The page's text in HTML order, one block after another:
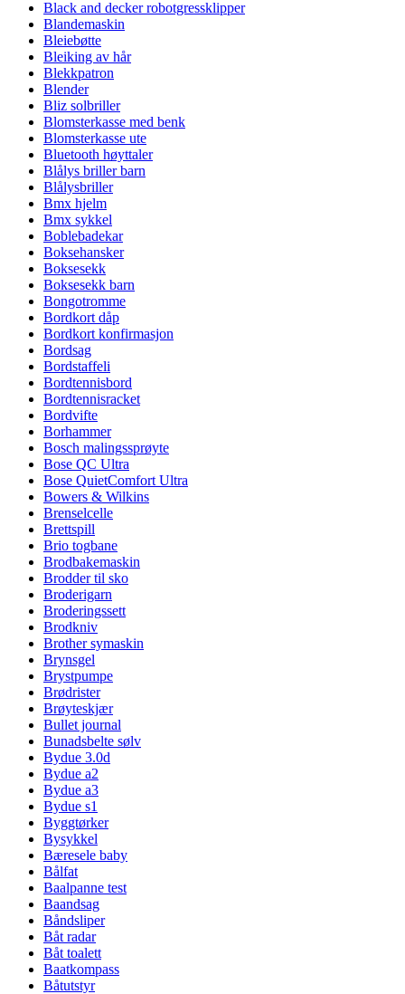
Black and decker robotgressklipper
Blandemaskin
Bleiebøtte
Bleiking av hår
Blekkpatron
Blender
Bliz solbriller
Blomsterkasse med benk
Blomsterkasse ute
Bluetooth høyttaler
Blålys briller barn
Blålysbriller
Bmx hjelm
Bmx sykkel
Boblebadekar
Boksehansker
Boksesekk
Boksesekk barn
Bongotromme
Bordkort dåp
Bordkort konfirmasjon
Bordsag
Bordstaffeli
Bordtennisbord
Bordtennisracket
Bordvifte
Borhammer
Bosch malingssprøyte
Bose QC Ultra
Bose QuietComfort Ultra
Bowers & Wilkins
Brenselcelle
Brettspill
Brio togbane
Brodbakemaskin
Brodder til sko
Broderigarn
Broderingssett
Brodkniv
Brother symaskin
Brynsgel
Brystpumpe
Brødrister
Brøyteskjær
Bullet journal
Bunadsbelte sølv
Bydue 3.0d
Bydue a2
Bydue a3
Bydue s1
Byggtørker
Bysykkel
Bæresele baby
Bålfat
Baalpanne test
Baandsag
Båndsliper
Båt radar
Båt toalett
Baatkompass
Båtutstyr